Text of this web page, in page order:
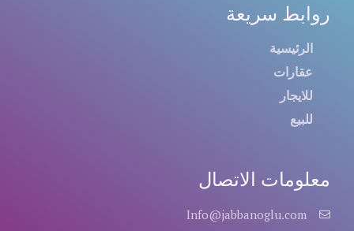
روابط سريعة
الرئيسية
عقارات
للايجار
للبيع
معلومات الاتصال
Info@jabbanoglu.com